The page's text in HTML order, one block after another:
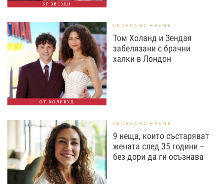
БГ ЗВЕЗДИ
ОТ ХОЛИВУД
СВОБОДНО ВРЕМЕ
Том Холанд и Зендая
забелязани с брачни
халки в Лондон
СВОБОДНО ВРЕМЕ
9 неща, които състаряват
жената след 35 години –
без дори да ги осъзнава